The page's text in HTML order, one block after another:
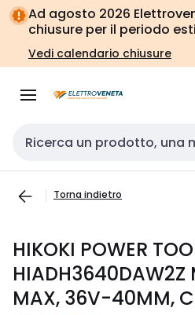
Vai alla
navigazione
Vai
alla
pagina
Ad agosto 2026
chiusure per il periodo
Vedi calendario chiusure
Cerca input
Torna indietro
HIKOKI POWER
HIADH3640DAW2Z
MAX, 36V-40MM,